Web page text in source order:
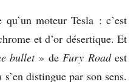
moteur Tesla : c’est
et d’or désertique. Et
bullet» deFury Roadest
s’en distingue par son sens.